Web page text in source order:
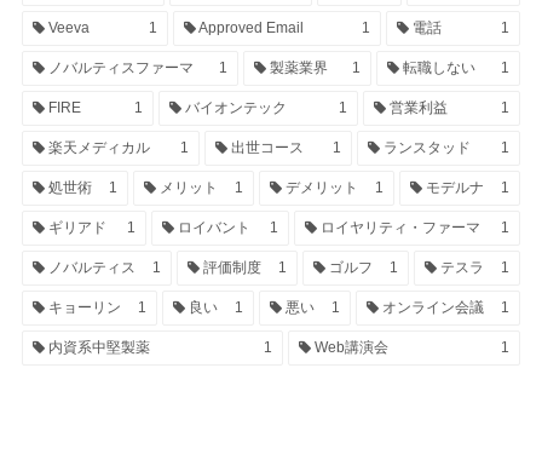
Veeva 1 Approved Email 1 電話 1
ノバルティスファーマ 1 製薬業界 1 転職しない 1
FIRE 1 バイオンテック 1 営業利益 1
楽天メディカル 1 出世コース 1 ランスタッド 1
処世術 1 メリット 1 デメリット 1 モデルナ 1
ギリアド 1 ロイバント 1 ロイヤリティ・ファーマ 1
ノバルティス 1 評価制度 1 ゴルフ 1 テスラ 1
キョーリン 1 良い 1 悪い 1 オンライン会議 1
内資系中堅製薬 1 Web講演会 1